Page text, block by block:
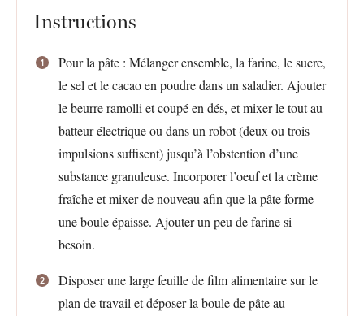
Instructions
Pour la pâte : Mélanger ensemble, la farine, le sucre,
le sel et le cacao en poudre dans un saladier. Ajouter
le beurre ramolli et coupé en dés, et mixer le tout au
batteur électrique ou dans un robot (deux ou trois
impulsions suffisent) jusqu’à l’obstention d’une
substance granuleuse. Incorporer l’oeuf et la crème
fraîche et mixer de nouveau afin que la pâte forme
une boule épaisse. Ajouter un peu de farine si
besoin.
Disposer une large feuille de film alimentaire sur le
plan de travail et déposer la boule de pâte au